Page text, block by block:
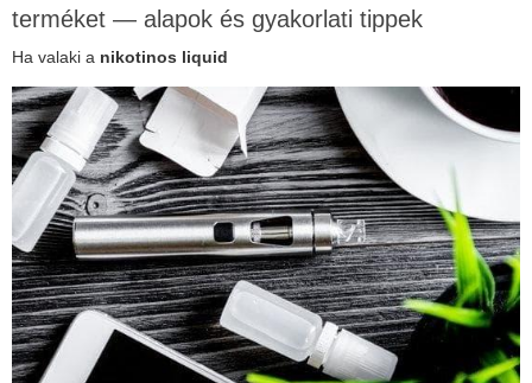
terméket — alapok és gyakorlati tippek
Ha valaki a nikotinos liquid